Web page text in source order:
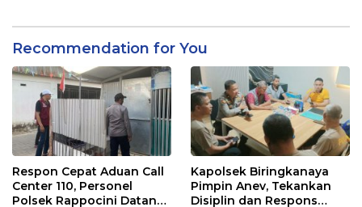
Recommendation for You
Respon Cepat Aduan Call
Center 110, Personel
Polsek Rappocini Datangi
Kapolsek Biringkanaya
Pimpin Anev, Tekankan
Disiplin dan Respons